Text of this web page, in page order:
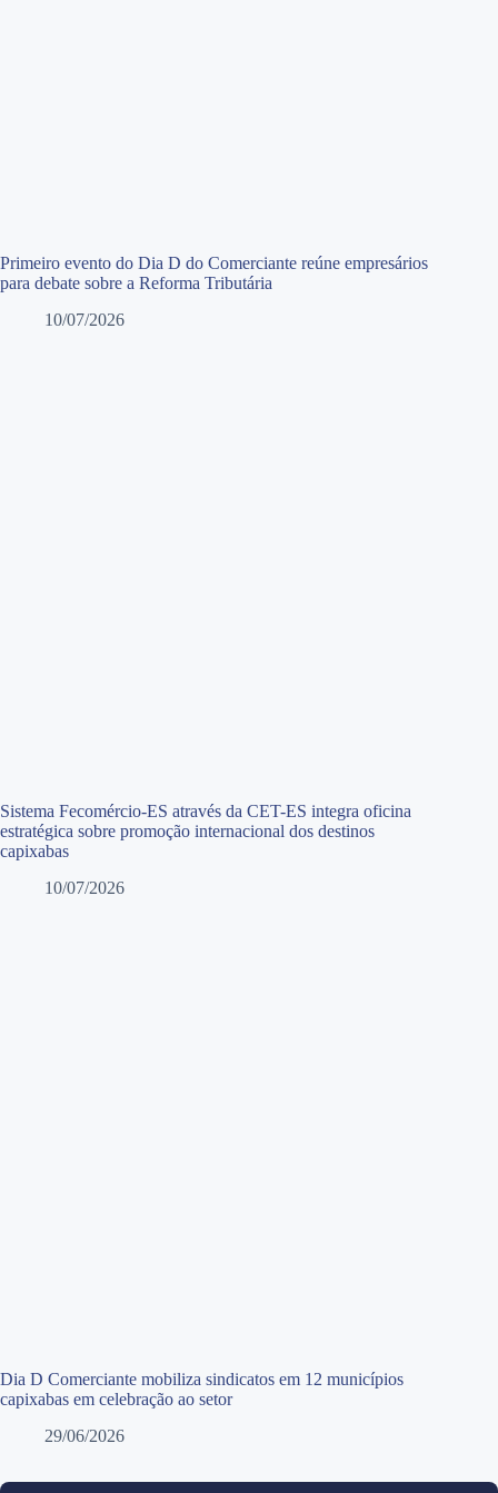
Primeiro evento do Dia D do Comerciante reúne empresários
para debate sobre a Reforma Tributária
10/07/2026
Sistema Fecomércio-ES através da CET-ES integra oficina
estratégica sobre promoção internacional dos destinos
capixabas
10/07/2026
Dia D Comerciante mobiliza sindicatos em 12 municípios
capixabas em celebração ao setor
29/06/2026